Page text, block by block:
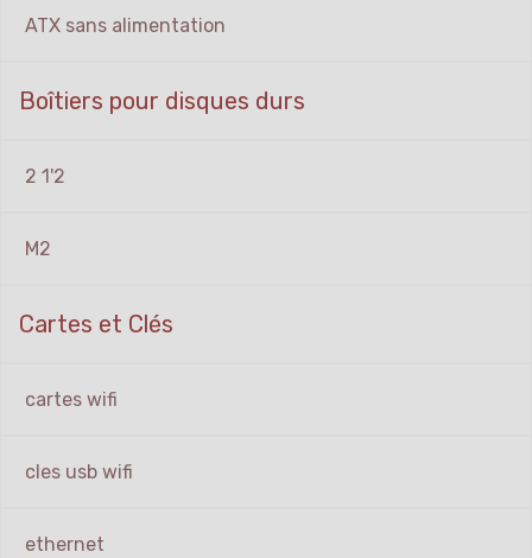
ATX sans alimentation
Boîtiers pour disques durs
2 1'2
M2
Cartes et Clés
cartes wifi
cles usb wifi
ethernet